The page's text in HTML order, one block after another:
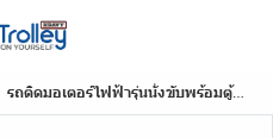
รถติดมอเตอร์ไฟฟ้ารุ่นนั่งขับพร้อมตู้สแตนเลส